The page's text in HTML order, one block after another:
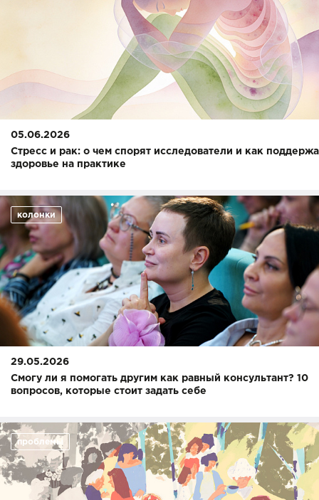
05.06.2026
Cтресс и рак: о чем спорят исследователи и как
здоровье на практике
колонки
29.05.2026
Смогу ли я помогать другим как равный консультант? 10
вопросов, которые стоит задать себе
проблемы